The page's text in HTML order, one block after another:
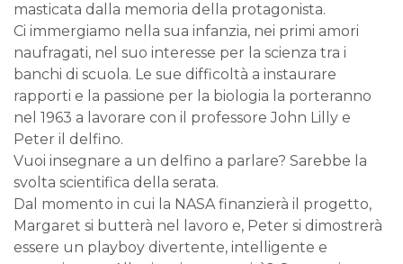
masticata dalla memoria della protagonista.
Ci immergiamo nella sua infanzia, nei primi amori
naufragati, nel suo interesse per la scienza tra i
banchi di scuola. Le sue difficoltà a instaurare
rapporti e la passione per la biologia la porteranno
nel 1963 a lavorare con il professore John Lilly e
Peter il delfino.
Vuoi insegnare a un delfino a parlare? Sarebbe la
svolta scientifica della serata.
Dal momento in cui la NASA finanzierà il progetto,
Margaret si butterà nel lavoro e, Peter si dimostrerà
essere un playboy divertente, intelligente e